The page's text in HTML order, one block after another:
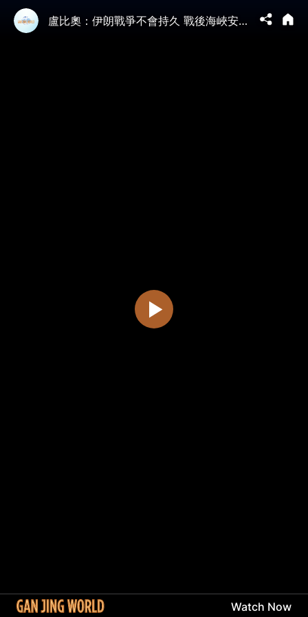
盧比奧：伊朗戰爭不會持久 戰後海峽安全需全球共同負責｜中文即時字幕
Watch Now